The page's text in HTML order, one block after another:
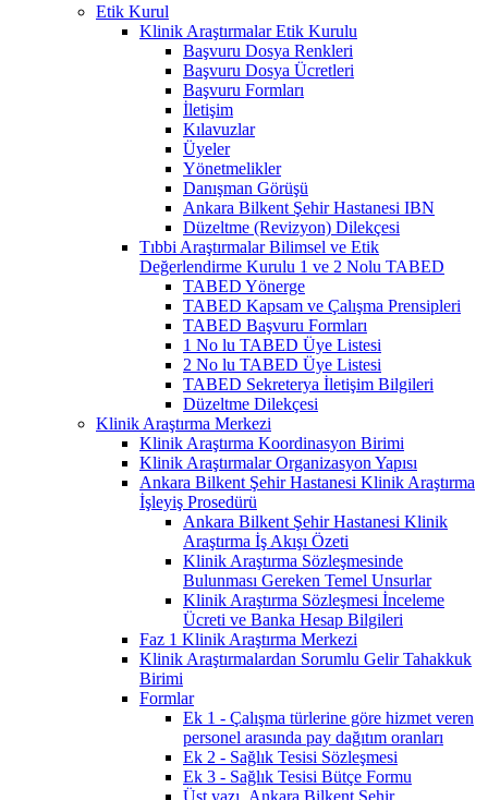
Etik Kurul
Klinik Araştırmalar Etik Kurulu
Başvuru Dosya Renkleri
Başvuru Dosya Ücretleri
Başvuru Formları
İletişim
Kılavuzlar
Üyeler
Yönetmelikler
Danışman Görüşü
Ankara Bilkent Şehir Hastanesi IBN
Düzeltme (Revizyon) Dilekçesi
Tıbbi Araştırmalar Bilimsel ve Etik
Değerlendirme Kurulu 1 ve 2 Nolu TABED
TABED Yönerge
TABED Kapsam ve Çalışma Prensipleri
TABED Başvuru Formları
1 No lu TABED Üye Listesi
2 No lu TABED Üye Listesi
TABED Sekreterya İletişim Bilgileri
Düzeltme Dilekçesi
Klinik Araştırma Merkezi
Klinik Araştırma Koordinasyon Birimi
Klinik Araştırmalar Organizasyon Yapısı
Ankara Bilkent Şehir Hastanesi Klinik Araştırma
İşleyiş Prosedürü
Ankara Bilkent Şehir Hastanesi Klinik
Araştırma İş Akışı Özeti
Klinik Araştırma Sözleşmesinde
Bulunması Gereken Temel Unsurlar
Klinik Araştırma Sözleşmesi İnceleme
Ücreti ve Banka Hesap Bilgileri
Faz 1 Klinik Araştırma Merkezi
Klinik Araştırmalardan Sorumlu Gelir Tahakkuk
Birimi
Formlar
Ek 1 - Çalışma türlerine göre hizmet veren
personel arasında pay dağıtım oranları
Ek 2 - Sağlık Tesisi Sözleşmesi
Ek 3 - Sağlık Tesisi Bütçe Formu
Üst yazı_Ankara Bilkent Şehir